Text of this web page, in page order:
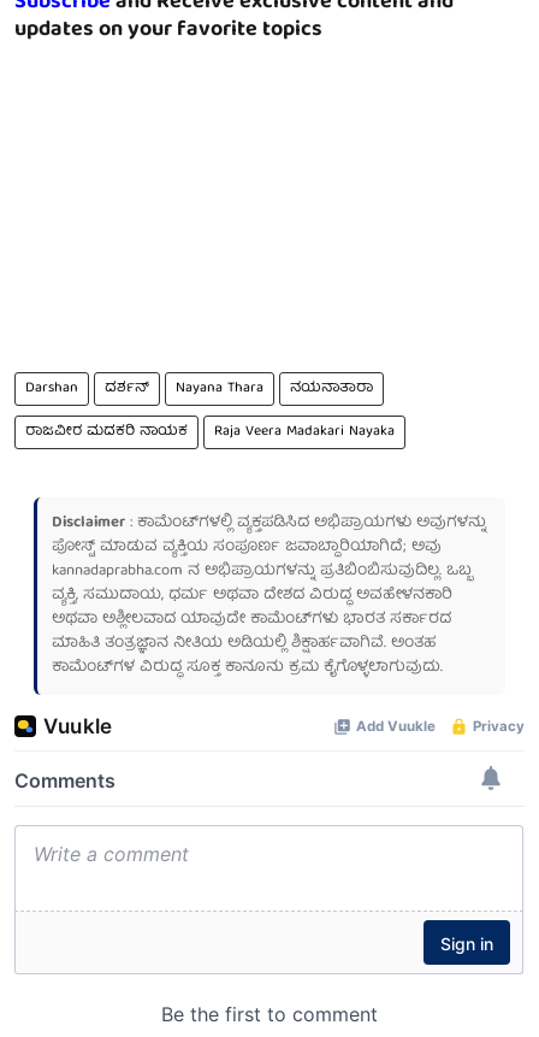
updates on your favorite topics
Darshan ದರ್ಶನ್ Nayana Thara
ನಯನಾತಾರಾ
ರಾಜವೀರ ಮದಕರಿ ನಾಯಕ
Raja Veera Madakari Nayaka
Disclaimer: ಕಾಮೆಂಟ್‌ಗಳಲ್ಲಿ ವ್ಯಕ್ತಪಡಿಸಿದ ಅಭಿಪ್ರಾಯಗಳು ಅವುಗಳನ್ನು
ಪೋಸ್ಟ್ ಮಾಡುವ ವ್ಯಕ್ತಿಯ ಸಂಪೂರ್ಣ ಜವಾಬ್ದಾರಿಯಾಗಿದೆ; ಅವು
kannadaprabha.com ನ ಅಭಿಪ್ರಾಯಗಳನ್ನು ಪ್ರತಿಬಿಂಬಿಸುವುದಿಲ್ಲ. ಒಬ್ಬ
ವ್ಯಕ್ತಿ, ಸಮುದಾಯ, ಧರ್ಮ ಅಥವಾ ದೇಶದ ವಿರುದ್ಧ ಅವಹೇಳನಕಾರಿ
ಅಥವಾ ಅಶ್ಲೀಲವಾದ ಯಾವುದೇ ಕಾಮೆಂಟ್‌ಗಳು ಭಾರತ ಸರ್ಕಾರದ
ಮಾಹಿತಿ ತಂತ್ರಜ್ಞಾನ ನೀತಿಯ ಅಡಿಯಲ್ಲಿ ಶಿಕ್ಷಾರ್ಹವಾಗಿವೆ. ಅಂತಹ
ಕಾಮೆಂಟ್‌ಗಳ ವಿರುದ್ಧ ಸೂಕ್ತ ಕಾನೂನು ಕ್ರಮ ಕೈಗೊಳ್ಳಲಾಗುವುದು.